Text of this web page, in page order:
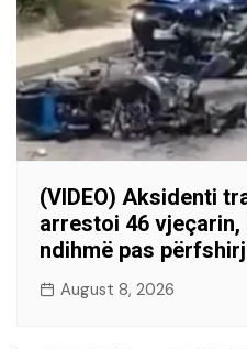
(VIDEO) Aksidenti
arrestoi 46
ndihmë pas
August 8, 2026